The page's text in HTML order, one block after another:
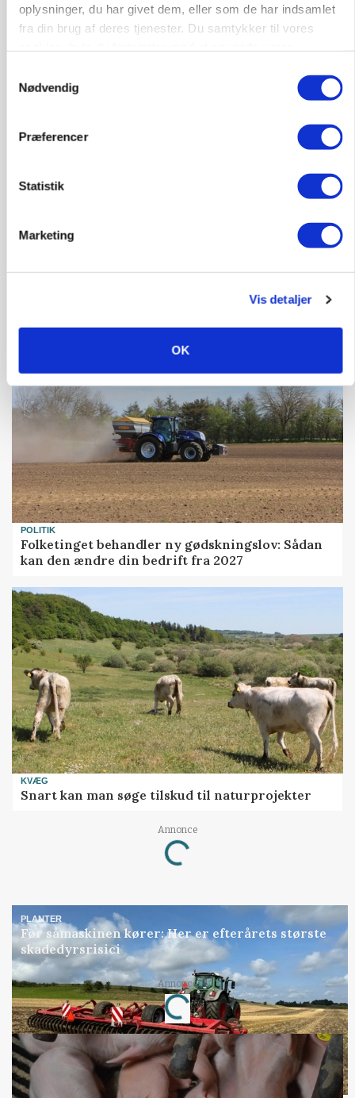
oplysninger, du har givet dem, eller som de har indsamlet
fra din brug af deres tjenester. Du samtykker til vores
Nødvendig
Præferencer
Statistik
Marketing
Vis detaljer
OK
»Nu stopper I«: Landbrugsdebattør og
protestgruppe vil demonstrere mod ny
POLITIK
Folketinget behandler ny gødskningslov: Sådan
kan den ændre din bedrift fra 2027
KVÆG
Snart kan man søge tilskud til naturprojekter
Annonce
Loading...
PLANTER
Før såmaskinen kører: Her er efterårets største
skadedyrsrisici
Annonce
Loading...